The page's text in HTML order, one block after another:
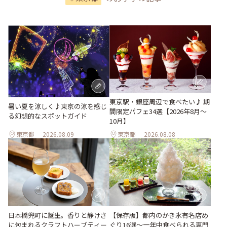
暑い夏を涼しく♪東京の涼を感じ
る幻想的なスポットガイド
東京都 2026.08.09
東京駅・銀座周辺で食べたい♪ 期
間限定パフェ34選【2026年8月～
10月】
東京都 2026.08.08
日本橋兜町に誕生。香りと静けさ
に包まれるクラフトハーブティー
【保存版】都内のかき氷有名店め
ぐり16選～一年中食べられる専門